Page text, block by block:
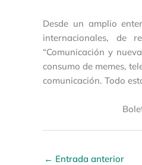
Desde un amplio
internacionales, de
“Comunicación y
consumo de memes,
comunicación. Todo
← Entrada anterior